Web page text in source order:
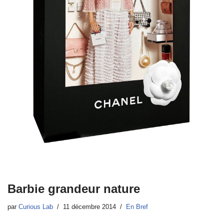
Barbie grandeur nature
par Curious Lab 11 décembre 2014 En Bref